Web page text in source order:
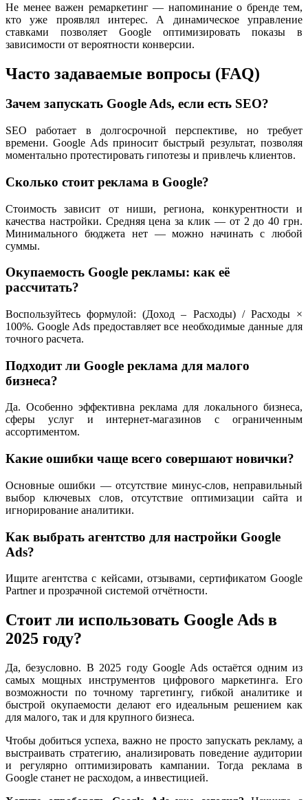
Не менее важен ремаркетинг — напоминание о бренде тем,
кто уже проявлял интерес. А динамическое управление
ставками позволяет Google оптимизировать показы в
зависимости от вероятности конверсии.
Часто задаваемые вопросы (FAQ)
Зачем запускать Google Ads, если есть SEO?
SEO работает в долгосрочной перспективе, но требует
времени. Google Ads приносит быстрый результат, позволяя
моментально протестировать гипотезы и привлечь клиентов.
Сколько стоит реклама в Google?
Стоимость зависит от ниши, региона, конкурентности и
качества настройки. Средняя цена за клик — от 2 до 40 грн.
Минимального бюджета нет — можно начинать с любой
суммы.
Окупаемость Google рекламы: как её
рассчитать?
Воспользуйтесь формулой: (Доход – Расходы) / Расходы ×
100%. Google Ads предоставляет все необходимые данные для
точного расчета.
Подходит ли Google реклама для малого
бизнеса?
Да. Особенно эффективна реклама для локального бизнеса,
сферы услуг и интернет-магазинов с ограниченным
ассортиментом.
Какие ошибки чаще всего совершают новички?
Основные ошибки — отсутствие минус-слов, неправильный
выбор ключевых слов, отсутствие оптимизации сайта и
игнорирование аналитики.
Как выбрать агентство для настройки Google
Ads?
Ищите агентства с кейсами, отзывами, сертификатом Google
Partner и прозрачной системой отчётности.
Стоит ли использовать Google Ads в
2025 году?
Да, безусловно. В 2025 году Google Ads остаётся одним из
самых мощных инструментов цифрового маркетинга. Его
возможности по точному таргетингу, гибкой аналитике и
быстрой окупаемости делают его идеальным решением как
для малого, так и для крупного бизнеса.
Чтобы добиться успеха, важно не просто запускать рекламу, а
выстраивать стратегию, анализировать поведение аудитории
и регулярно оптимизировать кампании. Тогда реклама в
Google станет не расходом, а инвестицией.